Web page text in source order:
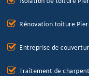
Rénovation toiture
Entreprise de
Traitement de